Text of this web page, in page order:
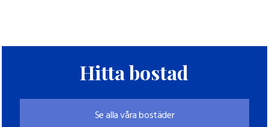
Hitta bostad
Se alla våra bostäder